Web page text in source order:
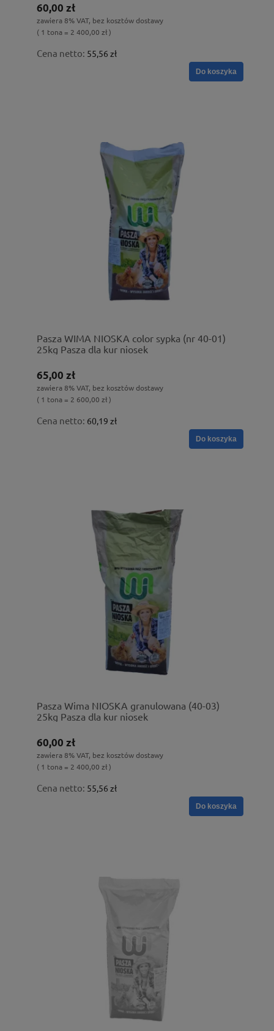
60,00 zł
zawiera 8% VAT, bez kosztów dostawy
( 1 tona = 2 400,00 zł )
Cena netto: 55,56 zł
Do koszyka
Pasza WIMA NIOSKA color sypka (nr 40-01)
25kg Pasza dla kur niosek
65,00 zł
zawiera 8% VAT, bez kosztów dostawy
( 1 tona = 2 600,00 zł )
Cena netto: 60,19 zł
Do koszyka
Pasza Wima NIOSKA granulowana (40-03)
25kg Pasza dla kur niosek
60,00 zł
zawiera 8% VAT, bez kosztów dostawy
( 1 tona = 2 400,00 zł )
Cena netto: 55,56 zł
Do koszyka